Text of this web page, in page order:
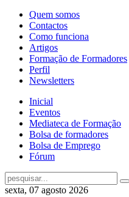
Quem somos
Contactos
Como funciona
Artigos
Formação de Formadores
Perfil
Newsletters
Inicial
Eventos
Mediateca de Formação
Bolsa de formadores
Bolsa de Emprego
Fórum
sexta, 07 agosto 2026